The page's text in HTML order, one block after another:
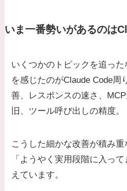
いま一番勢いがあるのは
いくつかのトピックを追っ
を感じたのがClaude Code周
善、レスポンスの速さ、
旧、ツール呼び出しの精度。
こうした細かな改善が積み
「ようやく実用段階に入っ
えています。